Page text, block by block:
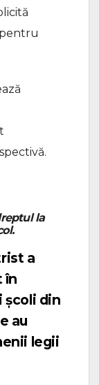
la
a
în
școli din
au
legii